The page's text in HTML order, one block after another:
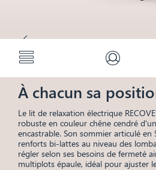

À chacun sa
Le lit de relaxation électrique
robuste en couleur chêne cendré
encastrable. Son sommier articulé
renforts bi-lattes au niveau des
régler selon ses besoins de fermeté
multiplots épaule, idéal pour ajuster